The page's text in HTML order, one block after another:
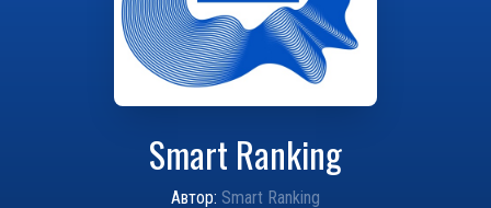
Smart Ranking
Автор: Smart Ranking